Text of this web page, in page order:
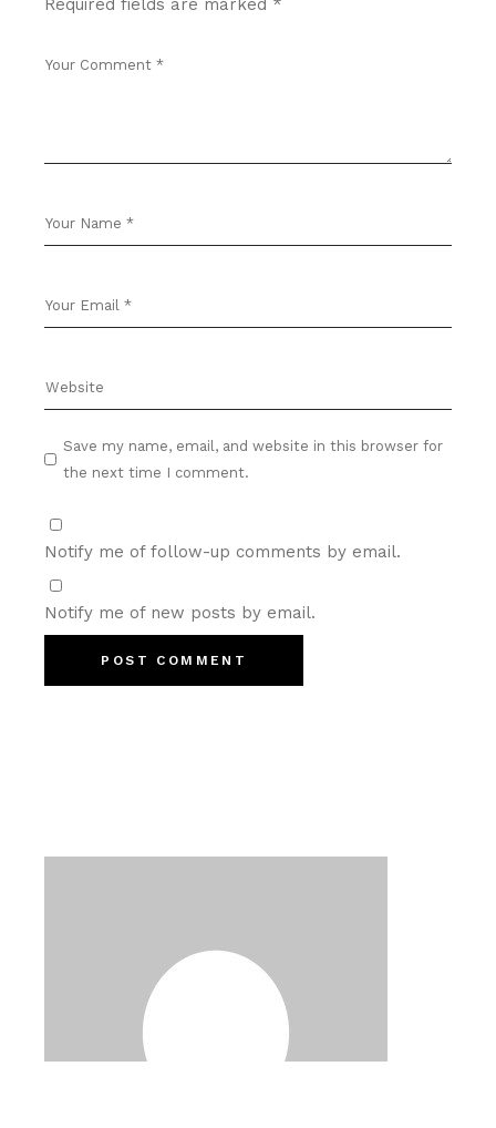
Required fields are marked *
Save my name, email, and website in this browser for
the next time I comment.
Notify me of follow-up comments by email.
Notify me of new posts by email.
POST COMMENT